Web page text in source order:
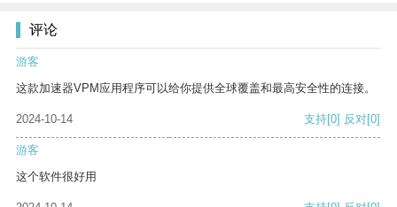
评论
游客
这款加速器VPM应用程序可以给你提供全球覆盖和最高安全性的连接。
2024-10-14 支持[0] 反对[0]
游客
这个软件很好用